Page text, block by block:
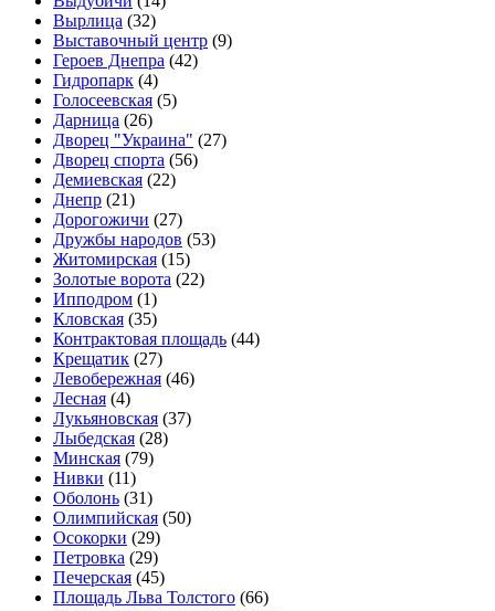
Вырлица (32)
Выставочный центр (9)
Героев Днепра (42)
Гидропарк (4)
Голосеевская (5)
Дарница (26)
Дворец "Украина" (27)
Дворец спорта (56)
Демиевская (22)
Днепр (21)
Дорогожичи (27)
Дружбы народов (53)
Житомирская (15)
Золотые ворота (22)
Ипподром (1)
Кловская (35)
Контрактовая площадь (44)
Крещатик (27)
Левобережная (46)
Лесная (4)
Лукьяновская (37)
Лыбедская (28)
Минская (79)
Нивки (11)
Оболонь (31)
Олимпийская (50)
Осокорки (29)
Петровка (29)
Печерская (45)
Площадь Льва Толстого (66)